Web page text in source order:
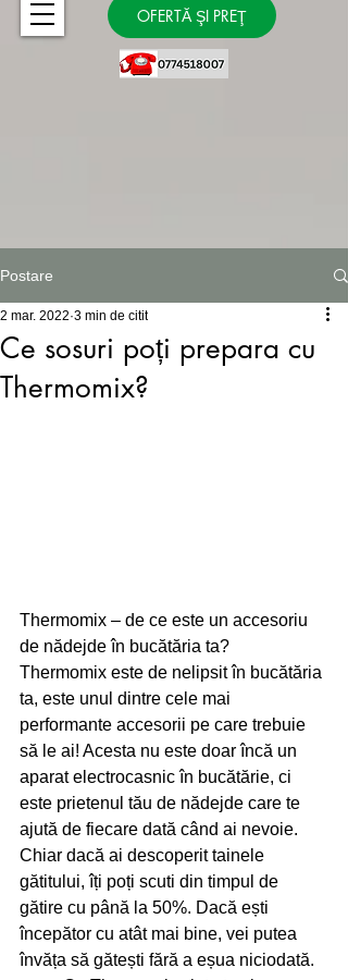
OFERTĂ ŞI PREŢ
Postare
Ce sosuri poți prepara cu
Thermomix?
2 mar. 2022 3 min de citit
Thermomix – de ce este un accesoriu
de nădejde în bucătăria ta?
Thermomix este de nelipsit în bucătăria
ta, este unul dintre cele mai
performante accesorii pe care trebuie
să le ai! Acesta nu este doar încă un
aparat electrocasnic în bucătărie, ci
este prietenul tău de nădejde care te
ajută de fiecare dată când ai nevoie.
Chiar dacă ai descoperit tainele
gătitului, îți poți scuti din timpul de
gătire cu până la 50%. Dacă ești
începător cu atât mai bine, vei putea
învăța să gătești fără a eșua niciodată.